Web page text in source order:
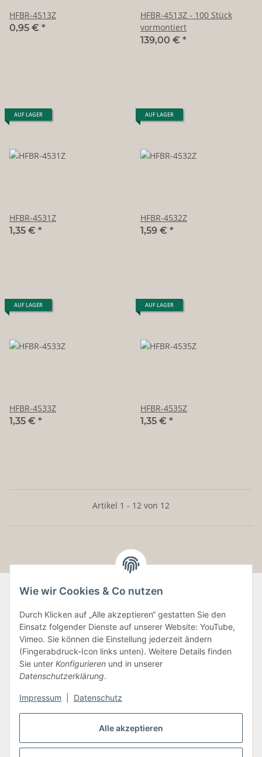
Alle akzeptieren
Wie wir Cookies & Co nutzen
Durch Klicken auf „Alle akzeptieren“ gestatten Sie den
Einsatz folgender Dienste auf unserer Website: YouTube,
Vimeo. Sie können die Einstellung jederzeit ändern
(Fingerabdruck-Icon links unten). Weitere Details finden
Sie unter Konfigurieren und in unserer
Datenschutzerklärung.
Impressum Datenschutz
HFBR-4513Z
0,95 € *
HFBR-4513Z - 100 Stück
vormontiert
139,00 € *
AUF LAGER
HFBR-4531Z
1,35 € *
AUF LAGER
HFBR-4532Z
1,59 € *
AUF LAGER
HFBR-4533Z
1,35 € *
AUF LAGER
HFBR-4535Z
1,35 € *
Artikel 1 - 12 von 12
Informationen
Gesetzliche Informationen
Vertrag widerrufen